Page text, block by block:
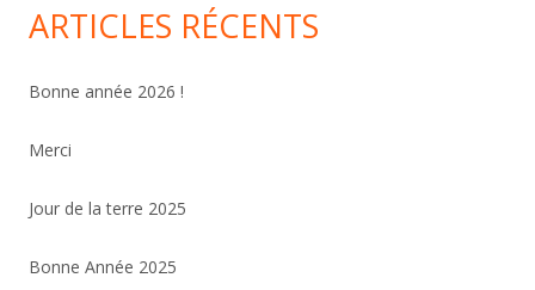
ARTICLES RÉCENTS
Bonne année 2026 !
Merci
Jour de la terre 2025
Bonne Année 2025